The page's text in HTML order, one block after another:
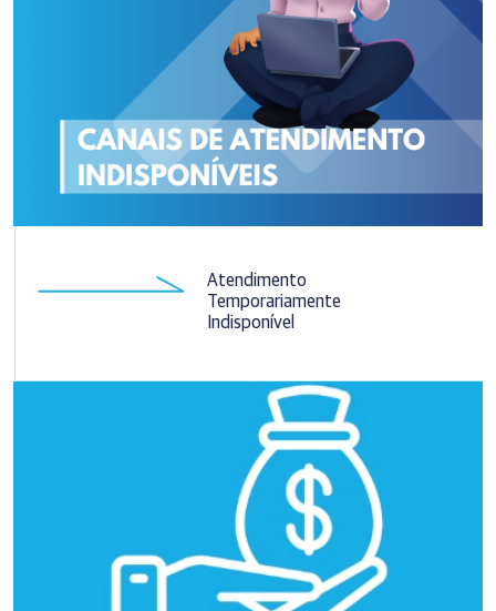
Atendimento
Temporariamente
Indisponível